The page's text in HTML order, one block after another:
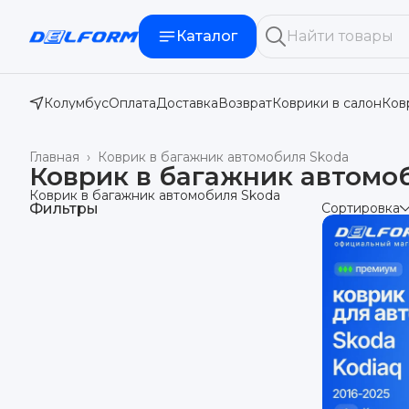
Каталог
КолумбусОплатаДоставкаВозвратКоврики в салон
Коврик в багажник автомобиля Skoda
Главная ›
Коврик в багажник
Коврик в багажник автомобиля Skoda
Фильтры Сортировка